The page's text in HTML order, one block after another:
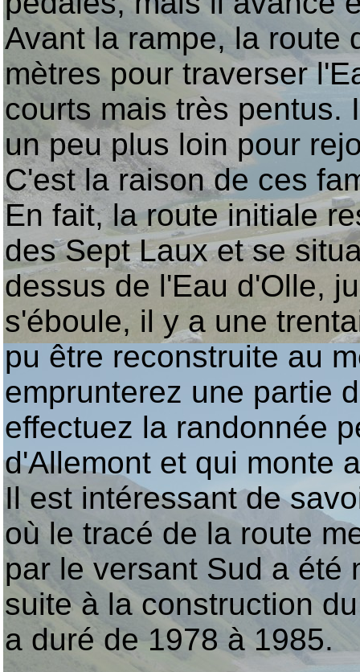
Avant la rampe, la route
mètres pour traverser
courts mais très pentus.
un peu plus loin pour
C'est la raison de ces
En fait, la route initiale
des Sept Laux et se
dessus de l'Eau d'Olle,
s'éboule, il y a une
pu être reconstruite au
emprunterez une partie
effectuez la randonnée
d'Allemont et qui monte
Il est intéressant de
où le tracé de la route
par le versant Sud a été
suite à la construction
a duré de 1978 à 1985.